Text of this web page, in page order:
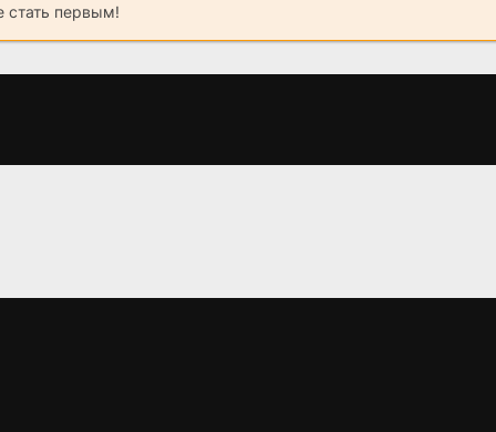
стать первым!
Последнее, что он
Рыцарь Семи
Дом